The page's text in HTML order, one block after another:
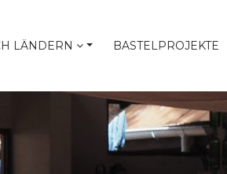
LÄNDERN BASTELPROJEKTE